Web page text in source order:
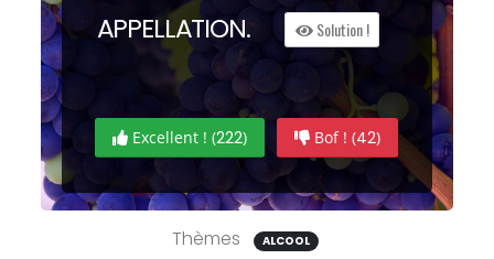
APPELLATION. Solution !
Excellent ! (222) Bof ! (42)
Thèmes ALCOOL